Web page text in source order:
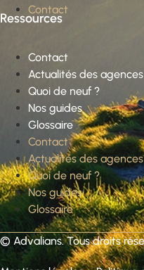
Contact
Ressources
Contact
Actualités des agences
Quoi de neuf ?
Nos guides
Glossaire
Contact
Actualités des agences
Quoi de neuf ?
Nos guides
Glossaire
© Advalians. Tous droits